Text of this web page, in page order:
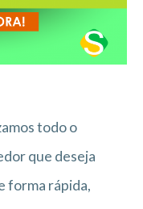
todo o
que deseja
forma rápida,